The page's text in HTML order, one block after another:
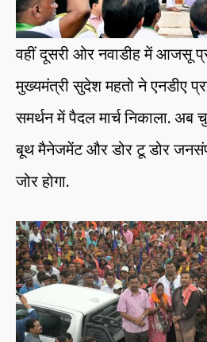
वहीं दूसरी ओर नवाडीह में आजसू
मुख्यमंत्री सुदेश महतो ने एनडीए
समर्थन में पैदल मार्च निकाला. अब
बूथ मैनेजमेंट और डोर टू डोर
जोर होगा.